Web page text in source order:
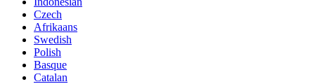
Czech
Afrikaans
Swedish
Polish
Basque
Catalan